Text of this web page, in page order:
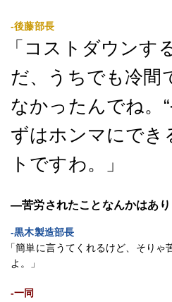
-後藤部長
「コストダウンす
だ、うちでも冷間
なかったんでね。
ずはホンマにでき
トですわ。」
―苦労されたことなんかはあ
-黒木製造部長
「簡単に言うてくれるけど、そりゃ
よ。」
-一同